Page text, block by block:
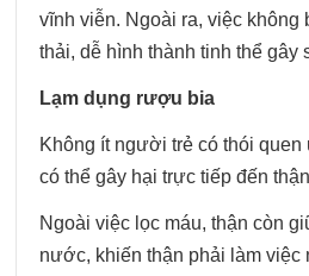
vĩnh viễn. Ngoài ra, việc
thải, dễ hình thành tinh thể
Lạm dụng rượu bia
Không ít người trẻ có thói
có thể gây hại trực tiếp đến
Ngoài việc lọc máu, thận còn
nước, khiến thận phải làm việc